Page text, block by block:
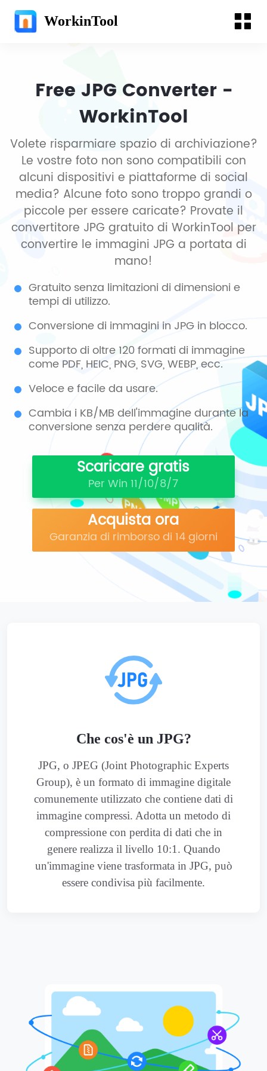
WorkinTool
Free JPG Converter -
WorkinTool
Volete risparmiare spazio di archiviazione?
Le vostre foto non sono compatibili con
alcuni dispositivi e piattaforme di social
media? Alcune foto sono troppo grandi o
piccole per essere caricate? Provate il
convertitore JPG gratuito di WorkinTool per
convertire le immagini JPG a portata di
mano!
Gratuito senza limitazioni di dimensioni e
tempi di utilizzo.
Conversione di immagini in JPG in blocco.
Supporto di oltre 120 formati di immagine
come PDF, HEIC, PNG, SVG, WEBP, ecc.
Veloce e facile da usare.
Cambia i KB/MB dell'immagine durante la
conversione senza perdere qualità.
Scaricare gratis
Per Win 11/10/8/7
Acquista ora
Garanzia di rimborso di 14 giorni
Che cos'è un JPG?
JPG, o JPEG (Joint Photographic Experts
Group), è un formato di immagine digitale
comunemente utilizzato che contiene dati di
immagine compressi. Adotta un metodo di
compressione con perdita di dati che in
genere realizza il livello 10:1. Quando
un'immagine viene trasformata in JPG, può
essere condivisa più facilmente.